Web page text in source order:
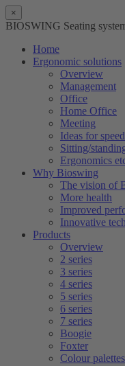
×
BIOSWING Seating
Home
Ergonomic solutions
Overview
Management
Office
Home Office
Meeting
Ideas for
Sitting/
Ergonomics
Why Bioswing
The vision of
More health
Improved
Innovative
Products
Overview
2 series
3 series
4 series
5 series
6 series
7 series
Boogie
Foxter
Colour palettes